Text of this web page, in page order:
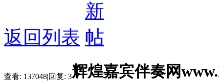
返回列表
查看: 137048|回复: 3辉煌嘉宾伴奏网